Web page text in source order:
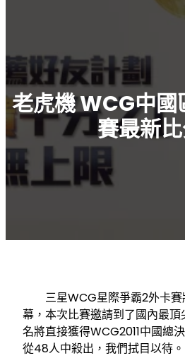
老虎機 WCG中國
賽最新
三星WCG星際爭霸2外卡賽
幕，本次比賽邀請到了國內最
名將直接獲得WCG2011中國總
從48人中殺出，我們拭目以待。